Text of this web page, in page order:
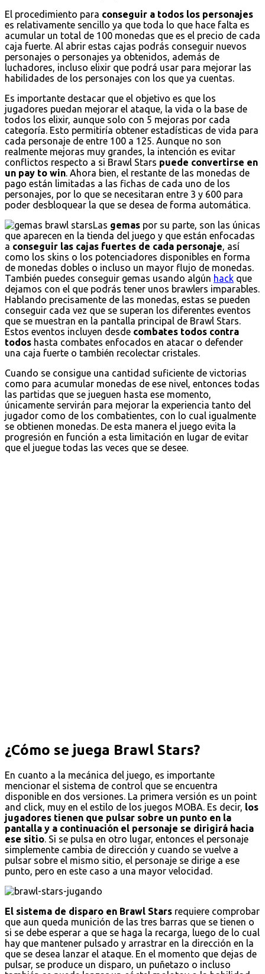
El procedimiento para conseguir a todos los personajes
es relativamente sencillo ya que toda lo que hace falta es
acumular un total de 100 monedas que es el precio de cada
caja fuerte. Al abrir estas cajas podrás conseguir nuevos
personajes o personajes ya obtenidos, además de
luchadores, incluso elixir que podrá usar para mejorar las
habilidades de los personajes con los que ya cuentas.
Es importante destacar que el objetivo es que los
jugadores puedan mejorar el ataque, la vida o la base de
todos los elixir, aunque solo con 5 mejoras por cada
categoría. Esto permitiría obtener estadísticas de vida para
cada personaje de entre 100 a 125. Aunque no son
realmente mejoras muy grandes, la intención es evitar
conflictos respecto a si Brawl Stars puede convertirse en
un pay to win . Ahora bien, el restante de las monedas de
pago están limitadas a las fichas de cada uno de los
personajes, por lo que se necesitaran entre 3 y 600 para
poder desbloquear la que se desea de forma automática.
Las gemas por su parte, son las únicas
que aparecen en la tienda del juego y que están enfocadas
a conseguir las cajas fuertes de cada personaje , así
como los skins o los potenciadores disponibles en forma
de monedas dobles o incluso un mayor flujo de monedas.
También puedes conseguir gemas usando algún hack que
dejamos con el que podrás tener unos brawlers imparables.
Hablando precisamente de las monedas, estas se pueden
conseguir cada vez que se superan los diferentes eventos
que se muestran en la pantalla principal de Brawl Stars.
Estos eventos incluyen desde combates todos contra
todos hasta combates enfocados en atacar o defender
una caja fuerte o también recolectar cristales.
Cuando se consigue una cantidad suficiente de victorias
como para acumular monedas de ese nivel, entonces todas
las partidas que se jueguen hasta ese momento,
únicamente servirán para mejorar la experiencia tanto del
jugador como de los combatientes, con lo cual igualmente
se obtienen monedas. De esta manera el juego evita la
progresión en función a esta limitación en lugar de evitar
que el juegue todas las veces que se desee.
¿Cómo se juega Brawl Stars?
En cuanto a la mecánica del juego, es importante
mencionar el sistema de control que se encuentra
disponible en dos versiones. La primera versión es un point
and click, muy en el estilo de los juegos MOBA. Es decir, los
jugadores tienen que pulsar sobre un punto en la
pantalla y a continuación el personaje se dirigirá hacia
ese sitio. Si se pulsa en otro lugar, entonces el personaje
simplemente cambia de dirección y cuando se vuelve a
pulsar sobre el mismo sitio, el personaje se dirige a ese
punto, pero en este caso a una mayor velocidad.
El sistema de disparo en Brawl Stars requiere comprobar
que aun queda munición de las tres barras que se tienen o
si se debe esperar a que se haga la recarga, luego de lo cual
hay que mantener pulsado y arrastrar en la dirección en la
que se desea lanzar el ataque. En el momento que dejas de
pulsar, se produce un disparo, un puñetazo o incluso